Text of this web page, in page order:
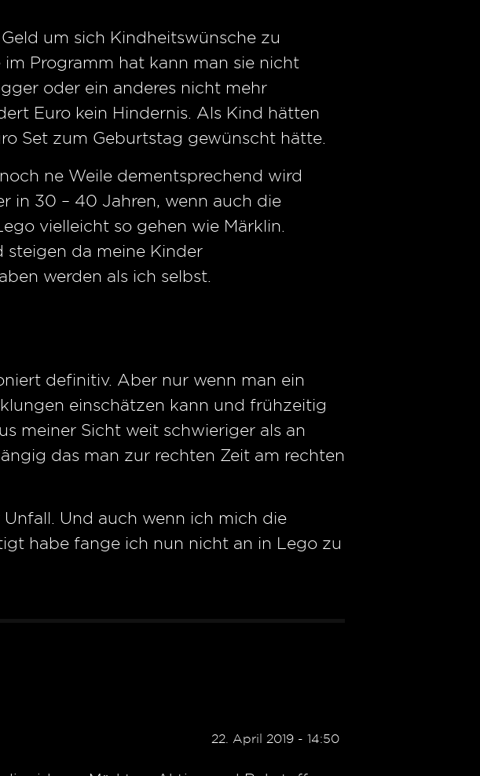
um sich Kindheitswünsche zu
im Programm hat kann man sie nicht
oder ein anderes nicht mehr
Euro kein Hindernis. Als Kind hätten
Set zum Geburtstag gewünscht hätte.
ne Weile dementsprechend wird
in 30 – 40 Jahren, wenn auch die
vielleicht so gehen wie Märklin.
da meine Kinder
werden als ich selbst.
definitiv. Aber nur wenn man ein
einschätzen kann und frühzeitig
meiner Sicht weit schwieriger als an
das man zur rechten Zeit am rechten
Und auch wenn ich mich die
habe fange ich nun nicht an in Lego zu
22. April 2019 - 14:50